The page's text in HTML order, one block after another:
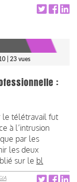
| 23 vues
:
le télétravail fut
à l’intrusion
par les
les deux
sur le bl